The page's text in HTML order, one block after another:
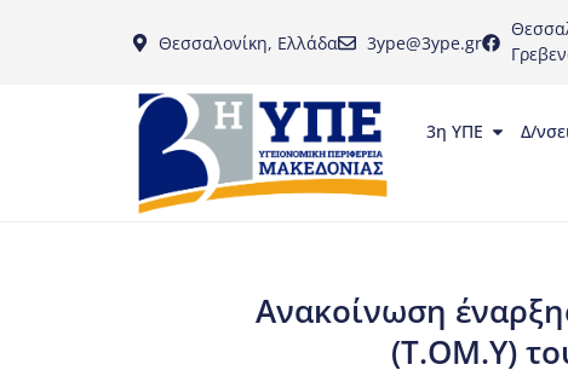
Θεσσαλονίκη, Ελλάδα 3ype@3ype.gr
3η ΥΠΕ Δ/
Ανακοίνωση
(Τ.ΟΜ.Υ)